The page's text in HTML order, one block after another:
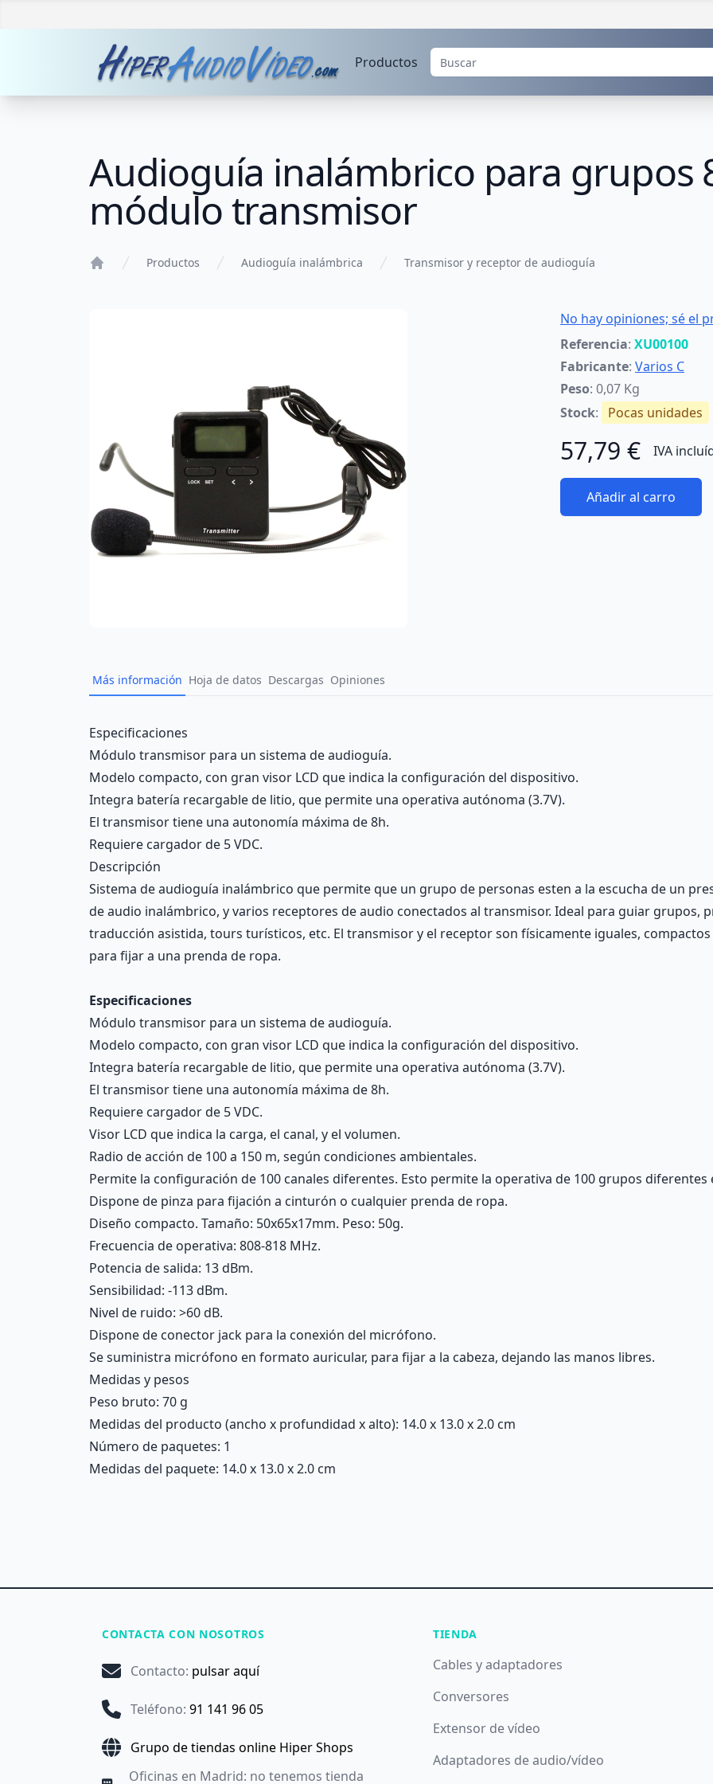
Productos
Audioguía inalámbrico para grupos
módulo transmisor
Productos Audioguía inalámbrica Transmisor y receptor de audioguía
No hay opiniones; sé el
Referencia: XU00100
Fabricante: Varios C
Peso: 0,07 Kg
Stock: Pocas unidades
57,79 € IVA
Añadir al carro
Más información Hoja de datos Descargas Opiniones
Description
Especificaciones
Módulo transmisor para un sistema de audioguía.
Modelo compacto, con gran visor LCD que indica la configuración del dispositivo.
Integra batería recargable de litio, que permite una operativa autónoma (3.7V).
El transmisor tiene una autonomía máxima de 8h.
Requiere cargador de 5 VDC.
Descripción
Sistema de audioguía inalámbrico que permite que un grupo de personas esten a la escucha de un
de audio inalámbrico, y varios receptores de audio conectados al transmisor. Ideal para guiar grupos,
traducción asistida, tours turísticos, etc. El transmisor y el receptor son físicamente iguales, compactos
para fijar a una prenda de ropa.
Especificaciones
Módulo transmisor para un sistema de audioguía.
Modelo compacto, con gran visor LCD que indica la configuración del dispositivo.
Integra batería recargable de litio, que permite una operativa autónoma (3.7V).
El transmisor tiene una autonomía máxima de 8h.
Requiere cargador de 5 VDC.
Visor LCD que indica la carga, el canal, y el volumen.
Radio de acción de 100 a 150 m, según condiciones ambientales.
Permite la configuración de 100 canales diferentes. Esto permite la operativa de 100 grupos diferentes
Dispone de pinza para fijación a cinturón o cualquier prenda de ropa.
Diseño compacto. Tamaño: 50x65x17mm. Peso: 50g.
Frecuencia de operativa: 808-818 MHz.
Potencia de salida: 13 dBm.
Sensibilidad: -113 dBm.
Nivel de ruido: >60 dB.
Dispone de conector jack para la conexión del micrófono.
Se suministra micrófono en formato auricular, para fijar a la cabeza, dejando las manos libres.
Medidas y pesos
Peso bruto: 70 g
Medidas del producto (ancho x profundidad x alto): 14.0 x 13.0 x 2.0 cm
Número de paquetes: 1
Medidas del paquete: 14.0 x 13.0 x 2.0 cm
CONTACTA CON NOSOTROS
Contacto: pulsar aquí
Teléfono: 91 141 96 05
Grupo de tiendas online Hiper Shops
Oficinas en Madrid: no tenemos tienda
TIENDA
Cables y adaptadores
Conversores
Extensor de vídeo
Adaptadores de audio/vídeo